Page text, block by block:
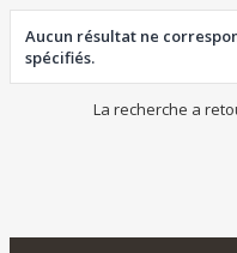
Aucun résultat ne
spécifiés.
La recherche a